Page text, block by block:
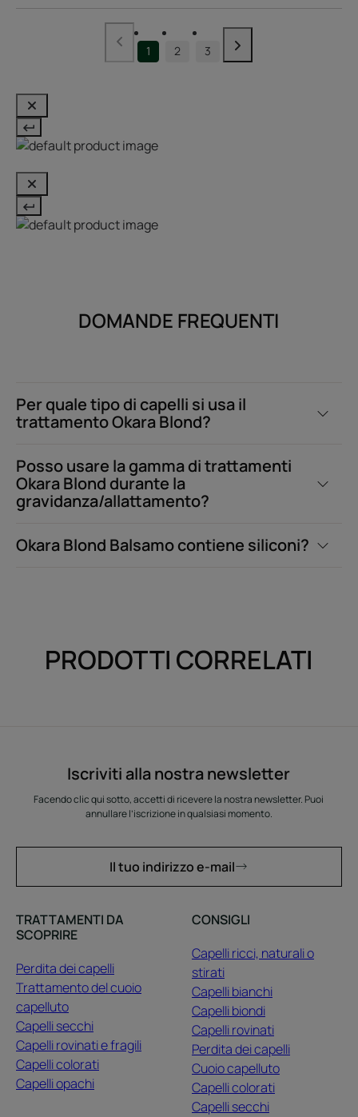
1 2 3
DOMANDE FREQUENTI
Per quale tipo di capelli si usa il
trattamento Okara Blond?
Posso usare la gamma di trattamenti
Okara Blond durante la
gravidanza/allattamento?
Okara Blond Balsamo contiene siliconi?
PRODOTTI CORRELATI
Iscriviti alla nostra newsletter
Facendo clic qui sotto, accetti di ricevere la nostra newsletter. Puoi
annullare l’iscrizione in qualsiasi momento.
Il tuo indirizzo e-mail
TRATTAMENTI DA
SCOPRIRE
Perdita dei capelli
Trattamento del cuoio
capelluto
Capelli secchi
Capelli rovinati e fragili
Capelli colorati
Capelli opachi
CONSIGLI
Capelli ricci, naturali o
stirati
Capelli bianchi
Capelli biondi
Capelli rovinati
Perdita dei capelli
Cuoio capelluto
Capelli colorati
Capelli secchi